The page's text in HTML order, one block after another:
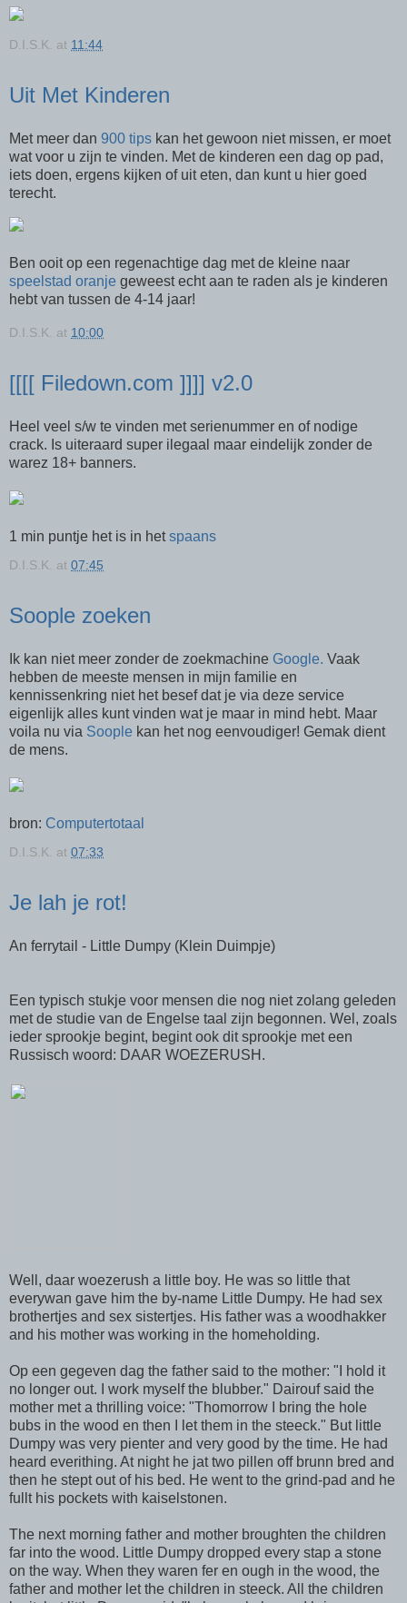
D.I.S.K. at 11:44
Uit Met Kinderen
Met meer dan 900 tips kan het gewoon niet missen, er moet
wat voor u zijn te vinden. Met de kinderen een dag op pad,
iets doen, ergens kijken of uit eten, dan kunt u hier goed
terecht.
Ben ooit op een regenachtige dag met de kleine naar
speelstad oranje geweest echt aan te raden als je kinderen
hebt van tussen de 4-14 jaar!
D.I.S.K. at 10:00
[[[[ Filedown.com ]]]] v2.0
Heel veel s/w te vinden met serienummer en of nodige
crack. Is uiteraard super ilegaal maar eindelijk zonder de
warez 18+ banners.
1 min puntje het is in hetspaans
D.I.S.K. at 07:45
Soople zoeken
Ik kan niet meer zonder de zoekmachine Google. Vaak
hebben de meeste mensen in mijn familie en
kennissenkring niet het besef dat je via deze service
eigenlijk alles kunt vinden wat je maar in mind hebt. Maar
voila nu via Soople kan het nog eenvoudiger! Gemak dient
de mens.
bron: Computertotaal
D.I.S.K. at 07:33
Je lah je rot!
An ferrytail - Little Dumpy (Klein Duimpje)
Een typisch stukje voor mensen die nog niet zolang geleden
met de studie van de Engelse taal zijn begonnen. Wel, zoals
ieder sprookje begint, begint ook dit sprookje met een
Russisch woord: DAAR WOEZERUSH.
Well, daar woezerush a little boy. He was so little that
everywan gave him the by-name Little Dumpy. He had sex
brothertjes and sex sistertjes. His father was a woodhakker
and his mother was working in the homeholding.
Op een gegeven dag the father said to the mother: "I hold it
no longer out. I work myself the blubber." Dairouf said the
mother met a thrilling voice: "Thomorrow I bring the hole
bubs in the wood en then I let them in the steeck." But little
Dumpy was very pienter and very good by the time. He had
heard everithing. At night he jat two pillen off brunn bred and
then he stept out of his bed. He went to the grind-pad and he
fullt his pockets with kaiselstonen.
The next morning father and mother broughten the children
far into the wood. Little Dumpy dropped every stap a stone
on the way. When they waren fer en ough in the wood, the
father and mother let the children in steeck. All the children